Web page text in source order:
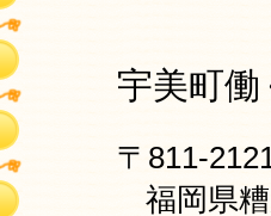
宇美町
〒811-
福岡県糟屋